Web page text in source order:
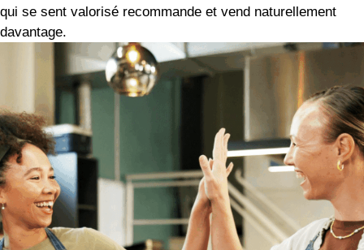
qui se sent valorisé recommande et vend naturellement
davantage.